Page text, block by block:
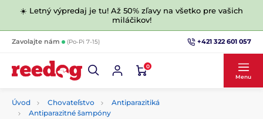
☀️ Letný výpredaj je tu! Až 50% zľavy na všetko pre vašich
miláčikov!
Zavolajte nám (Po-Pi 7-15) +421 322 601 057
0
Menu
Úvod Chovateľstvo
Antiparazitiká
Antiparazitné šampóny